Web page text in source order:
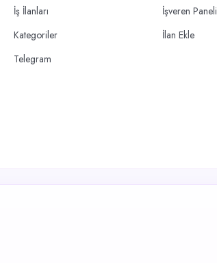
İş İlanları
Kategoriler
Telegram
İşveren Paneli
İlan Ekle